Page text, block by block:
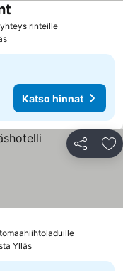
rinteille
Katso hinnat
Jaa
Ylläs